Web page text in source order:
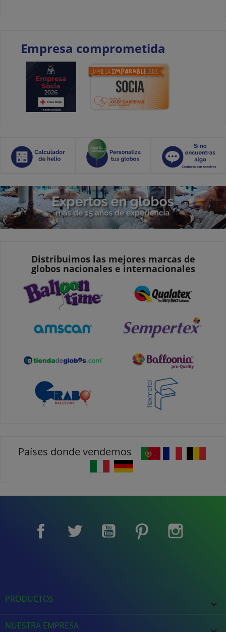
Empresa comprometida
Distribuimos las mejores marcas de
globos nacionales e internacionales
Países donde vendemos
Facebook Twitter YouTube Pinterest
PRODUCTOS 
NUESTRA EMPRESA